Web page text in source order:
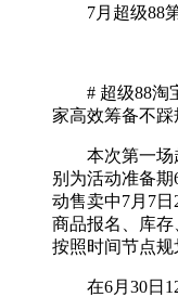
7月超级88第
# 超级88淘宝
家高效筹备不踩
本次第一场超
别为活动准备期
动售卖中7月7
商品报名、库
按照时间节点规
在6月30日12